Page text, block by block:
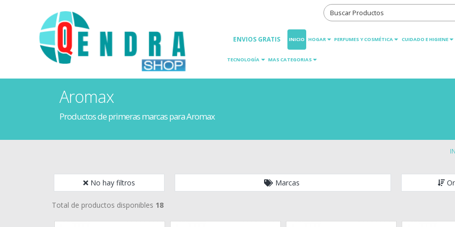
ENVIOS GRATIS INICIO HOGAR PERFUMES Y COSMÉTICA CUIDADO E HIGIENE
TECNOLOGÍA MAS CATEGORIAS
Aromax
Productos de primeras marcas para Aromax
No hay filtros Marcas
Total de productos disponibles 18